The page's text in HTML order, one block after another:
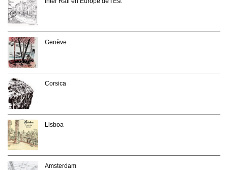
Genève
Corsica
Lisboa
Amsterdam